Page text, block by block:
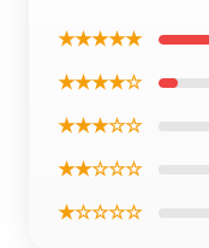
★★★★★
★★★★☆
★★★☆☆
★★☆☆☆
★☆☆☆☆